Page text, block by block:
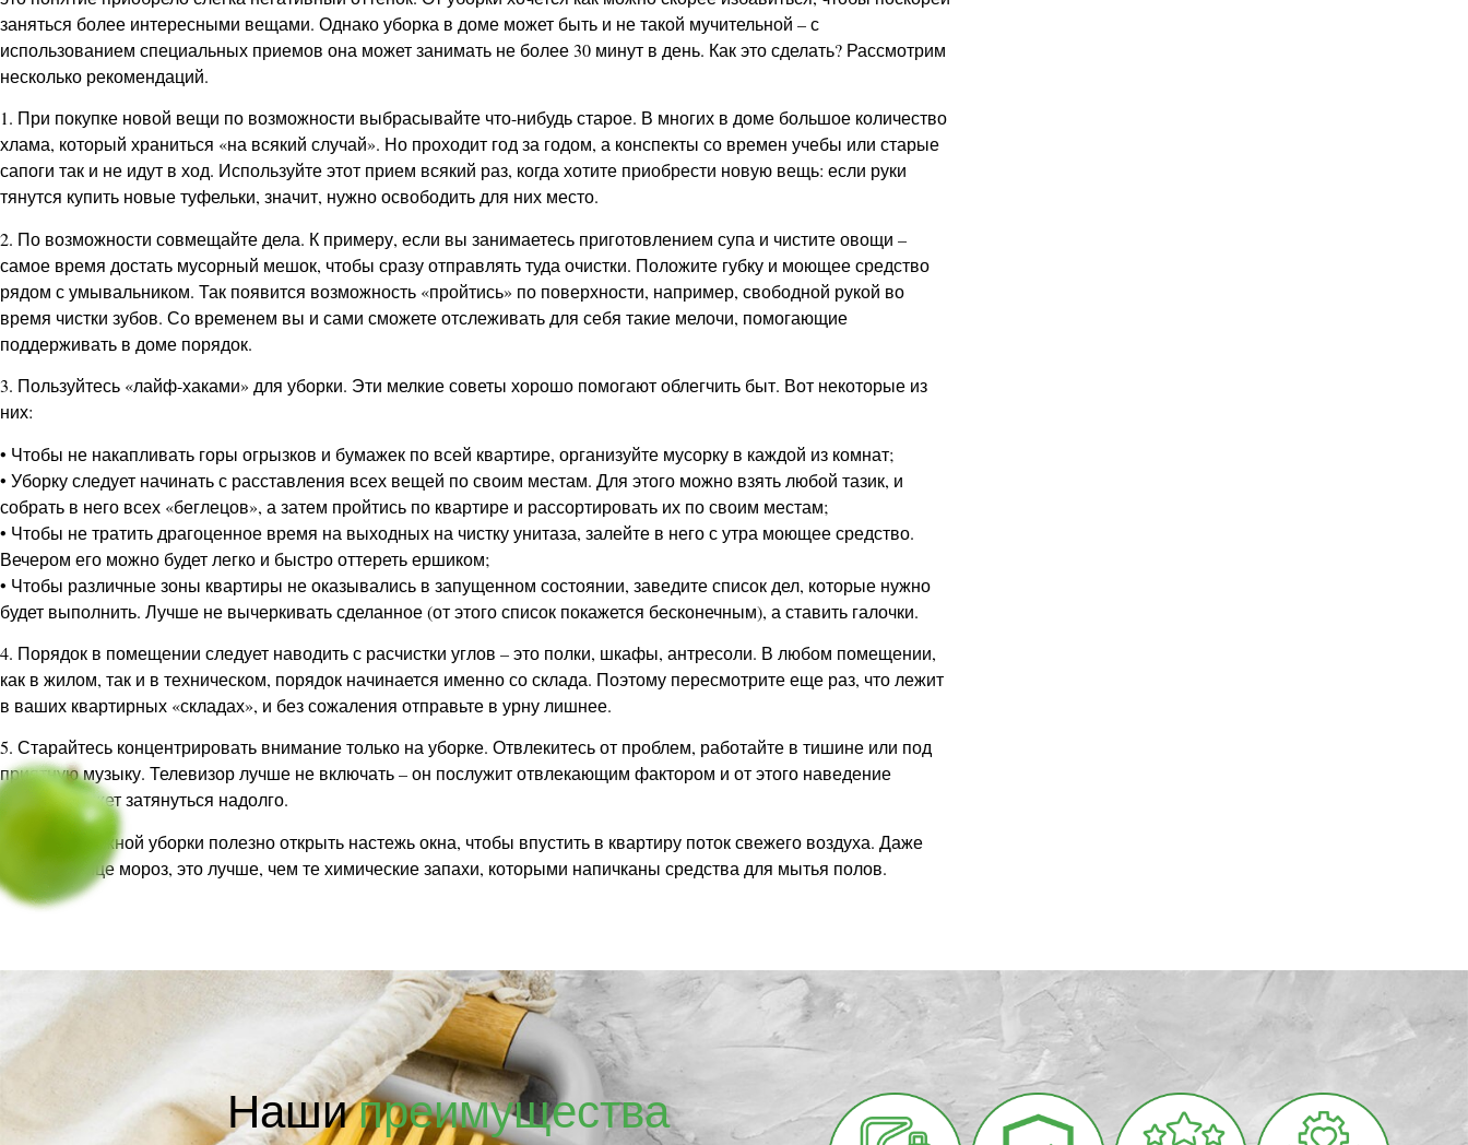
заняться более интересными вещами. Однако уборка в доме может быть и не такой мучительной – с
использованием специальных приемов она может занимать не более 30 минут в день. Как это сделать? Рассмотрим
несколько рекомендаций.
1. При покупке новой вещи по возможности выбрасывайте что-нибудь старое. В многих в доме большое количество
хлама, который храниться «на всякий случай». Но проходит год за годом, а конспекты со времен учебы или старые
сапоги так и не идут в ход. Используйте этот прием всякий раз, когда хотите приобрести новую вещь: если руки
тянутся купить новые туфельки, значит, нужно освободить для них место.
2. По возможности совмещайте дела. К примеру, если вы занимаетесь приготовлением супа и чистите овощи –
самое время достать мусорный мешок, чтобы сразу отправлять туда очистки. Положите губку и моющее средство
рядом с умывальником. Так появится возможность «пройтись» по поверхности, например, свободной рукой во
время чистки зубов. Со временем вы и сами сможете отслеживать для себя такие мелочи, помогающие
поддерживать в доме порядок.
3. Пользуйтесь «лайф-хаками» для уборки. Эти мелкие советы хорошо помогают облегчить быт. Вот некоторые из
них:
• Чтобы не накапливать горы огрызков и бумажек по всей квартире, организуйте мусорку в каждой из комнат;
• Уборку следует начинать с расставления всех вещей по своим местам. Для этого можно взять любой тазик, и
собрать в него всех «беглецов», а затем пройтись по квартире и рассортировать их по своим местам;
• Чтобы не тратить драгоценное время на выходных на чистку унитаза, залейте в него с утра моющее средство.
Вечером его можно будет легко и быстро оттереть ершиком;
• Чтобы различные зоны квартиры не оказывались в запущенном состоянии, заведите список дел, которые нужно
будет выполнить. Лучше не вычеркивать сделанное (от этого список покажется бесконечным), а ставить галочки.
4. Порядок в помещении следует наводить с расчистки углов – это полки, шкафы, антресоли. В любом помещении,
как в жилом, так и в техническом, порядок начинается именно со склада. Поэтому пересмотрите еще раз, что лежит
в ваших квартирных «складах», и без сожаления отправьте в урну лишнее.
5. Старайтесь концентрировать внимание только на уборке. Отвлекитесь от проблем, работайте в тишине или под
приятную музыку. Телевизор лучше не включать – он послужит отвлекающим фактором и от этого наведение
порядка может затянуться надолго.
6. После влажной уборки полезно открыть настежь окна, чтобы впустить в квартиру поток свежего воздуха. Даже
если на улице мороз, это лучше, чем те химические запахи, которыми напичканы средства для мытья полов.
Нашипреимущества